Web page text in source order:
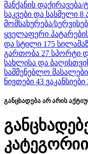
მანქანის
საკვები და სასმელი 8
მომსახურება/
ყველაფერი
და სტილი 175
გართობა 27 სპორტი
სახლისა და
სამშენებლო
ნივთები 43 ვაკანსიები
განცხადება არ არის